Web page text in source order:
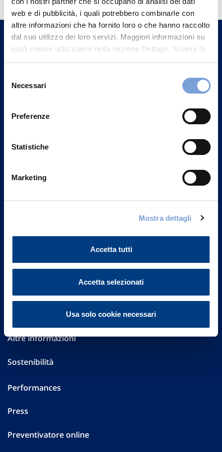
web e di pubblicità, i quali potrebbero combinarle con
altre informazioni che ha fornito loro o che hanno raccolto
dal suo utilizzo dei loro servizi. Maggiori informazioni su
quali cookie utilizziamo nella sezione Dettagli. Scopra di
più su chi siamo, come può contattarci e come trattiamo i
può trovare nel footer del sito nella sezione "Informativa
delNecessari
Preferenze
Statistiche
Marketing
Mostra dettagli
Accetta tutti
Accetta selezionati
Usa solo cookie necessari
Trova l'Agenzia più vicina a te e parla con
un nostro Agente.
Contattaci
FAQ
Investor Relations
Altre informazioni
Sostenibilità
Performances
Press
Preventivatore online